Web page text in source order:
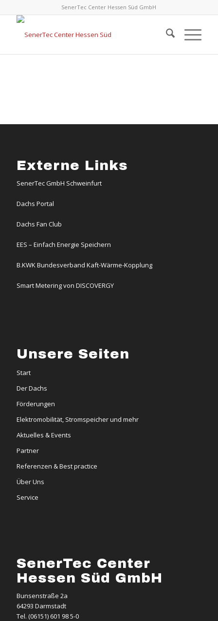
SenerTec Center Hessen Süd GmbH
Externe Links
SenerTec GmbH Schweinfurt
Dachs Portal
Dachs Fan Club
EES – Einfach Energie Speichern
B.KWK Bundesverband Kaft-Wärme-Kopplung
Smart Metering von DISCOVERGY
Unsere Seiten
Start
Der Dachs
Förderungen
Elektromobilität, Stromspeicher und mehr
Aktuelles & Events
Partner
Referenzen & Best practice
Über Uns
Service
SenerTec Center
Hessen Süd GmbH
Bunsenstraße 2a
64293 Darmstadt
Tel. (06151) 601 98 5-0